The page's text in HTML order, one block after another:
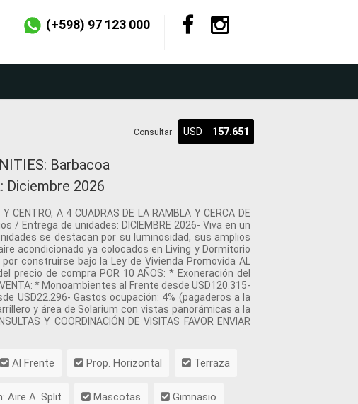
(+598) 97 123 000
Consultar USD 157.651
Barbacoa
Diciembre 2026
CENTRO, A 4 CUADRAS DE LA RAMBLA Y CERCA DE
/ Entrega de unidades: DICIEMBRE 2026- Viva en un
se destacan por su luminosidad, sus amplios
acondicionado ya colocados en Living y Dormitorio
construirse bajo la Ley de Vivienda Promovida AL
precio de compra POR 10 AÑOS: * Exoneración del
* Monoambientes al Frente desde USD120.315-
USD22.296- Gastos ocupación: 4% (pagaderos a la
y área de Solarium con vistas panorámicas a la
Y COORDINACIÓN DE VISITAS FAVOR ENVIAR
Al Frente Prop. Horizontal Terraza
Aire A. Split Mascotas Gimnasio